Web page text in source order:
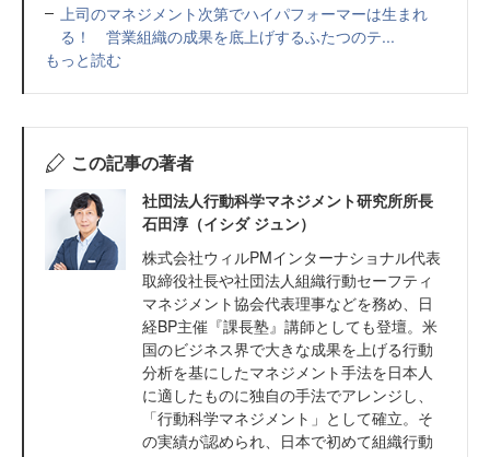
上司のマネジメント次第でハイパフォーマーは生まれ
る！ 営業組織の成果を底上げするふたつのテ...
もっと読む
この記事の著者
社団法人行動科学マネジメント研究所所長
石田淳（イシダ ジュン）
株式会社ウィルPMインターナショナル代表
取締役社長や社団法人組織行動セーフティ
マネジメント協会代表理事などを務め、日
経BP主催『課長塾』講師としても登壇。米
国のビジネス界で大きな成果を上げる行動
分析を基にしたマネジメント手法を日本人
に適したものに独自の手法でアレンジし、
「行動科学マネジメント」として確立。そ
の実績が認められ、日本で初めて組織行動